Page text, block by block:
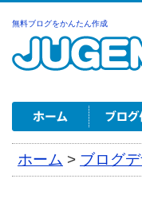
無料ブログをかんたん作成
ホーム > ブログ